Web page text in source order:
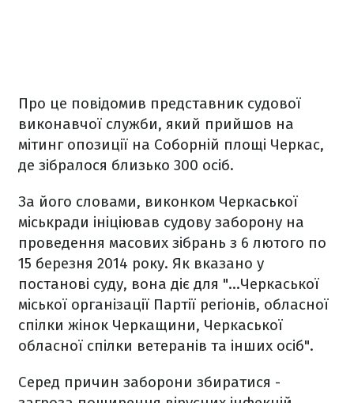
Про це повідомив представник судової
виконавчої служби, який прийшов на
мітинг опозиції на Соборній площі Черкас,
де зібралося близько 300 осіб.
За його словами, виконком Черкаської
міськради ініціював судову заборону на
проведення масових зібрань з 6 лютого по
15 березня 2014 року. Як вказано у
постанові суду, вона діє для "…Черкаської
міської організації Партії регіонів, обласної
спілки жінок Черкащини, Черкаської
обласної спілки ветеранів та інших осіб".
Серед причин заборони збиратися -